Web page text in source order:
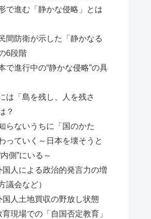
で進む「静かな侵略」とは
間防衛が示した「静かなる
6段階
で進行中の“静かな侵略”の具
は「島を残し、人を残さ
？
らないうちに「国のかた
っていく～日本を壊そうと
側”にいる～
国人による政治的発言力の増
議会など）
国人土地買収の野放し状態
育現場での「自国否定教育」